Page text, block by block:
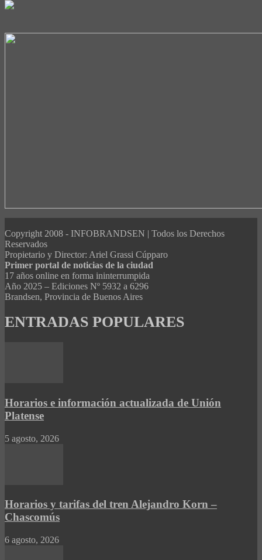
Copyright 2008 - INFOBRANDSEN | Todos los Derechos
Reservados
Propietario y Director: Ariel Grassi Cúpparo
Primer portal de noticias de la ciudad
17 años online en forma ininterrumpida
Año 2025 – Ediciones Nº 5932 a 6296
Brandsen, Provincia de Buenos Aires
ENTRADAS POPULARES
Horarios e información actualizada de Unión
Platense
5 agosto, 2026
Horarios y tarifas del tren Alejandro Korn –
Chascomús
6 agosto, 2026